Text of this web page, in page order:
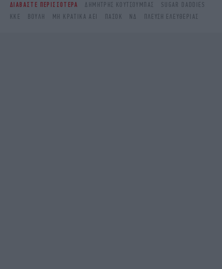
ΔΙΑΒΑΣΤΕ ΠΕΡΙΣΣΟΤΕΡΑ ΔΗΜΉΤΡΗΣ ΚΟΥΤΣΟΎΜΠΑΣ
SUGAR DADDIES
ΚΚΕ
ΒΟΥΛΉ ΜΗ ΚΡΑΤΙΚΆ ΑΕΙ ΠΑΣΟΚ ΝΔ ΠΛΕΥΣΗ ΕΛΕΥΘΕΡΙΑΣ